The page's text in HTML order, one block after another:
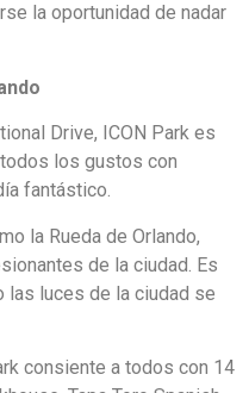
la oportunidad de nadar
Drive, ICON Park es
los gustos con
fantástico.
la Rueda de Orlando,
de la ciudad. Es
las luces de la ciudad se
consiente a todos con 14